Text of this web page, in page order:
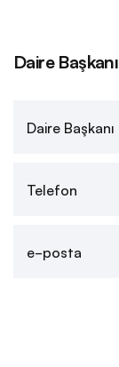
Daire Başkanı
Daire Başkanı
Telefon
e-posta